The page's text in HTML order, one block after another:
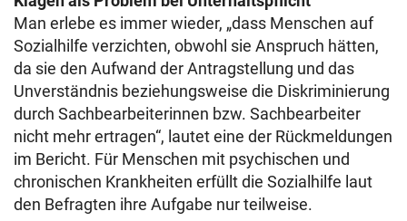
Man erlebe es immer wieder, „dass Menschen auf
Sozialhilfe verzichten, obwohl sie Anspruch hätten,
da sie den Aufwand der Antragstellung und das
Unverständnis beziehungsweise die Diskriminierung
durch Sachbearbeiterinnen bzw. Sachbearbeiter
nicht mehr ertragen“, lautet eine der Rückmeldungen
im Bericht. Für Menschen mit psychischen und
chronischen Krankheiten erfüllt die Sozialhilfe laut
den Befragten ihre Aufgabe nur teilweise.